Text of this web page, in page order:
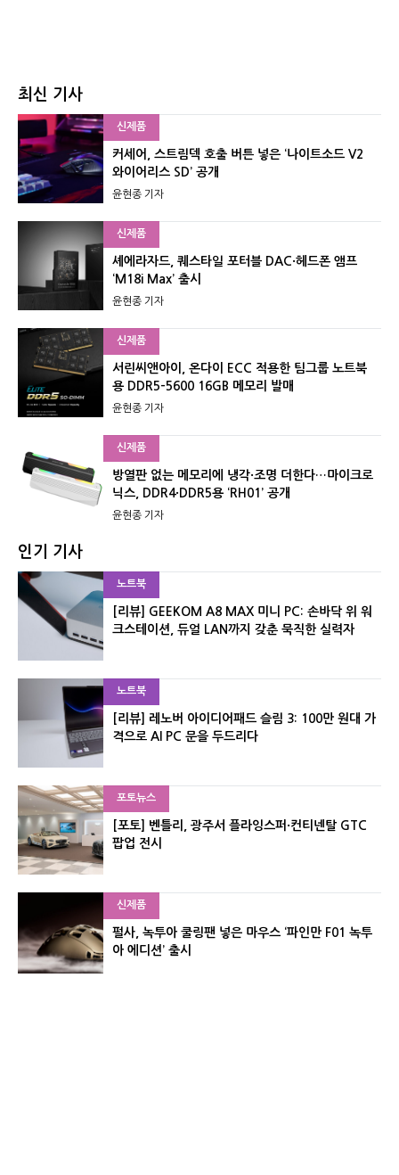
최신 기사
신제품
커세어, 스트림덱 호출 버튼 넣은 ‘나이트소드 V2
와이어리스 SD’ 공개
윤현종 기자
신제품
셰에라자드, 퀘스타일 포터블 DAC·헤드폰 앰프
‘M18i Max’ 출시
윤현종 기자
신제품
서린씨앤아이, 온다이 ECC 적용한 팀그룹 노트북
용 DDR5-5600 16GB 메모리 발매
윤현종 기자
신제품
방열판 없는 메모리에 냉각·조명 더한다…마이크로
닉스, DDR4·DDR5용 ‘RH01’ 공개
윤현종 기자
인기 기사
노트북
[리뷰] GEEKOM A8 MAX 미니 PC: 손바닥 위 워
크스테이션, 듀얼 LAN까지 갖춘 묵직한 실력자
노트북
[리뷰] 레노버 아이디어패드 슬림 3: 100만 원대 가
격으로 AI PC 문을 두드리다
포토뉴스
[포토] 벤틀리, 광주서 플라잉스퍼·컨티넨탈 GTC
팝업 전시
신제품
펄사, 녹투아 쿨링팬 넣은 마우스 ‘파인만 F01 녹투
아 에디션’ 출시